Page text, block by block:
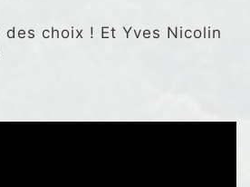
des choix ! Et Yves Nicolin